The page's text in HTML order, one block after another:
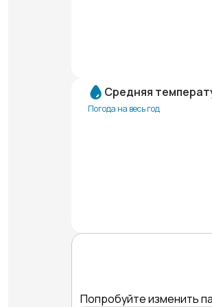
Средняя
Погода на весь год
Попробуйте изменить